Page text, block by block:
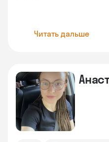
Читать дальше